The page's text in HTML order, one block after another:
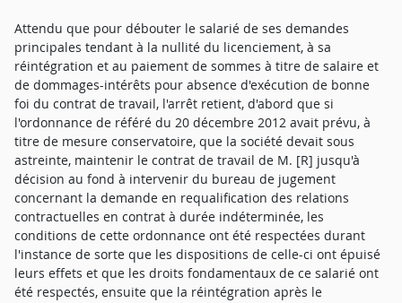
Attendu que pour débouter le salarié de ses demandes
principales tendant à la nullité du licenciement, à sa
réintégration et au paiement de sommes à titre de salaire et
de dommages-intérêts pour absence d'exécution de bonne
foi du contrat de travail, l'arrêt retient, d'abord que si
l'ordonnance de référé du 20 décembre 2012 avait prévu, à
titre de mesure conservatoire, que la société devait sous
astreinte, maintenir le contrat de travail de M. [R] jusqu'à
décision au fond à intervenir du bureau de jugement
concernant la demande en requalification des relations
contractuelles en contrat à durée indéterminée, les
conditions de cette ordonnance ont été respectées durant
l'instance de sorte que les dispositions de celle-ci ont épuisé
leurs effets et que les droits fondamentaux de ce salarié ont
été respectés, ensuite que la réintégration après le